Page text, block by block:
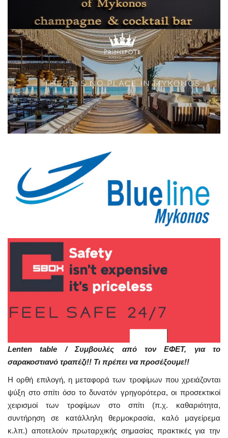
Local Elections 2023
About
Elections 2023
Γλώσσα
Ελληνικά English
Lenten table / Συμβουλές από τον ΕΦΕΤ, για το
σαρακοστιανό τραπέζι!! Τι πρέπει να προσέξουμε!!
Η ορθή επιλογή, η μεταφορά των τροφίμων που χρειάζονται
ψύξη στο σπίτι όσο το δυνατόν γρηγορότερα, οι προσεκτικοί
χειρισμοί των τροφίμων στο σπίτι (π.χ. καθαριότητα,
συντήρηση σε κατάλληλη θερμοκρασία, καλό μαγείρεμα
κ.λπ.) αποτελούν πρωταρχικής σημασίας πρακτικές για την